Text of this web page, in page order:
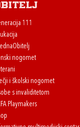
111
nogomet
i školski nogomet
s invaliditetom
Playmakers